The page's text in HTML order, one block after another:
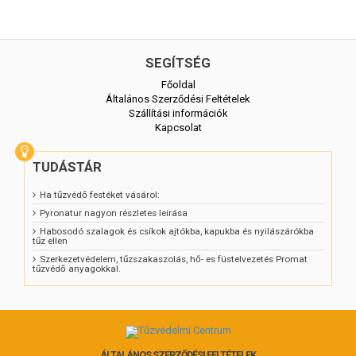
SEGÍTSÉG
Főoldal
Általános Szerződési Feltételek
Szállítási információk
Kapcsolat
TUDÁSTÁR
Ha tűzvédő festéket vásárol:
Pyronatur nagyon részletes leírása
Habosodó szalagok és csíkok ajtókba, kapukba és nyilászárókba
tűz ellen
Szerkezetvédelem, tűzszakaszolás, hő- es füstelvezetés Promat
tűzvédő anyagokkal.